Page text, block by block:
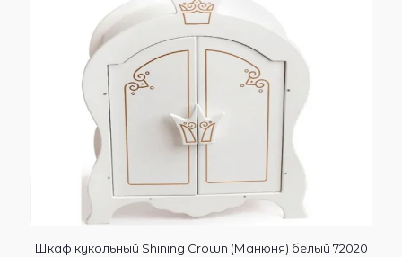
Шкаф кукольный Shining Crown (Манюня) белый 72020